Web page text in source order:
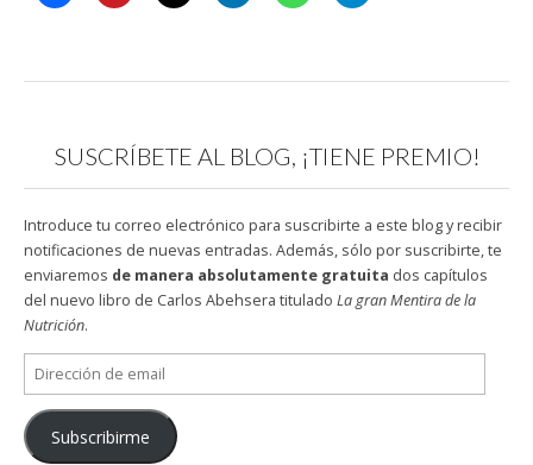
SUSCRÍBETE AL BLOG, ¡TIENE PREMIO!
Introduce tu correo electrónico para suscribirte a este blog y recibir
notificaciones de nuevas entradas. Además, sólo por suscribirte, te
enviaremos de manera absolutamente gratuita dos capítulos
del nuevo libro de Carlos Abehsera titulado La gran Mentira de la
Nutrición.
Dirección
de
email
Subscribirme